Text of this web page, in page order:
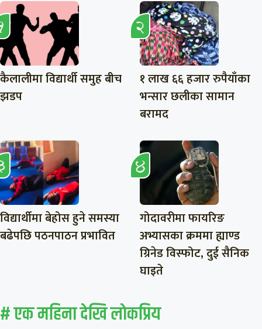
कैलालीमा विद्यार्थी समुह बीच
झडप
१ लाख ६६ हजार रुपैयाँका
भन्सार छलीका सामान
बरामद
विद्यार्थीमा बेहोस हुने समस्या
बढेपछि पठनपाठन प्रभावित
गोदावरीमा फायरिङ
अभ्यासका क्रममा ह्याण्ड
ग्रिनेड विस्फोट, दुई सैनिक
घाइते
# एक महिना देखि लाेकप्रिय